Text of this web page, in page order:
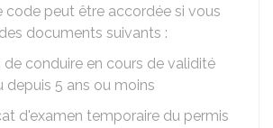
code peut être accordée si vous
documents suivants :
de conduire en cours de validité
depuis 5 ans ou moins
d'examen temporaire du permis